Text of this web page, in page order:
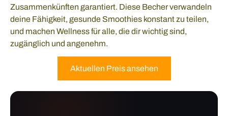
Zusammenkünften garantiert. Diese Becher verwandeln
deine Fähigkeit, gesunde Smoothies konstant zu teilen,
und machen Wellness für alle, die dir wichtig sind,
zugänglich und angenehm.
Aktuellen Preis ansehen